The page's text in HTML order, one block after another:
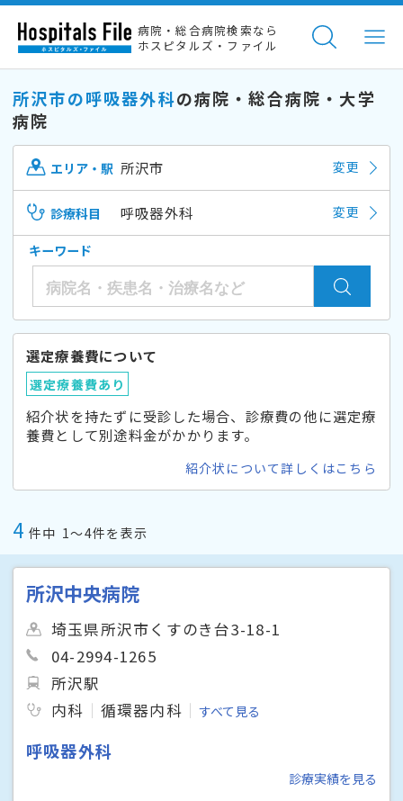
病院・総合病院検索なら
ホスピタルズ・ファイル
所沢市の呼吸器外科の病院・総合病院・大学
病院
エリア・駅 所沢市 変更
診療科目 呼吸器外科 変更
キーワード
選定療養費について
選定療養費あり
紹介状を持たずに受診した場合、診療費の他に選定療
養費として別途料金がかかります。
紹介状について詳しくはこちら
4 件中 1〜4件を表示
所沢中央病院
埼玉県所沢市くすのき台3-18-1
04-2994-1265
所沢駅
内科
循環器内科 すべて見る
呼吸器外科
診療実績を見る